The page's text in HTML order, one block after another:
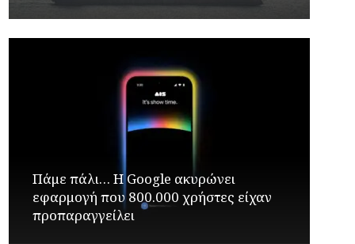
Πάμε πάλι… Η Google ακυρώνει
εφαρμογή που 800.000 χρήστες είχαν
προπαραγγείλει